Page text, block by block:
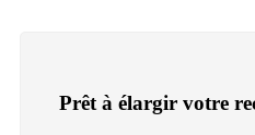
Prêt à élargir votre